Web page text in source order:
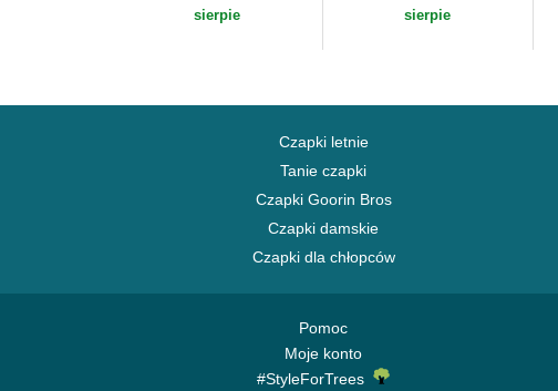
sierpie
sierpie
Czapki letnie
Tanie czapki
Czapki Goorin Bros
Czapki damskie
Czapki dla chłopców
Pomoc
Moje konto
#StyleForTrees